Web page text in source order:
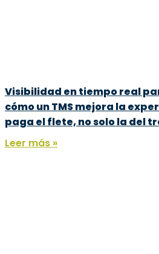
Visibilidad en tiempo real
cómo un TMS mejora la
paga el flete, no solo la del
Leer más »